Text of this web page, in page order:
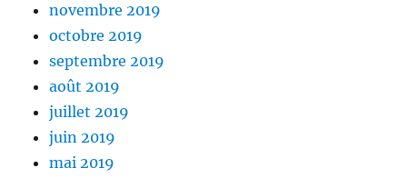
novembre 2019
octobre 2019
septembre 2019
août 2019
juillet 2019
juin 2019
mai 2019